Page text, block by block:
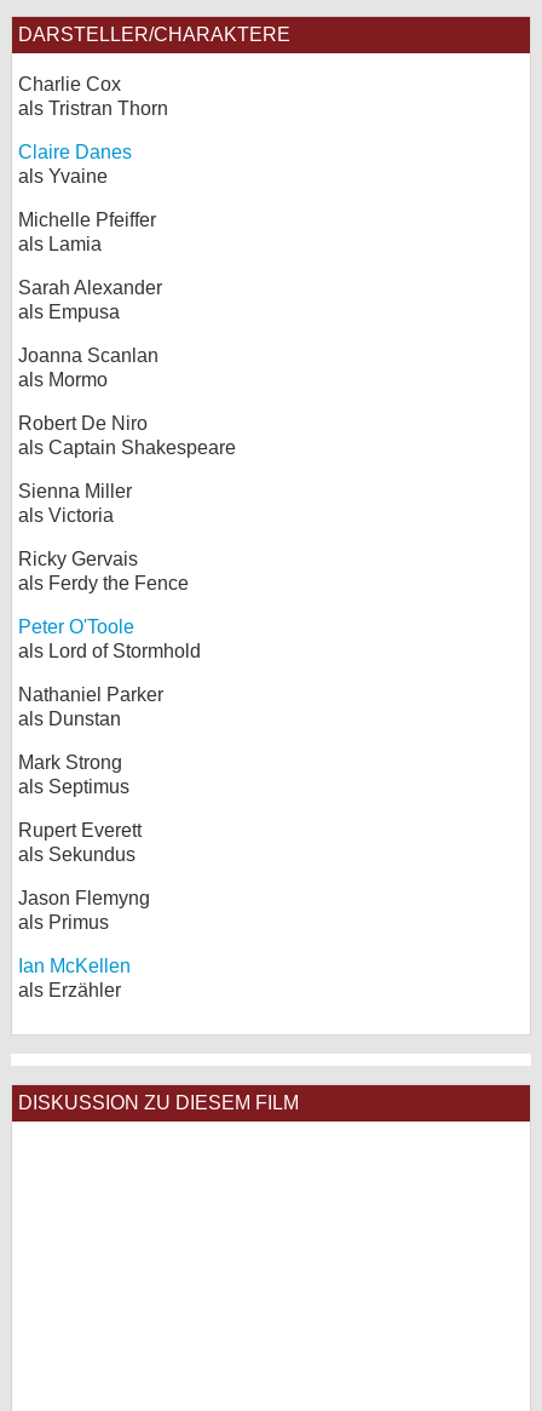
DARSTELLER/CHARAKTERE
Charlie Cox
als Tristran Thorn
Claire Danes
als Yvaine
Michelle Pfeiffer
als Lamia
Sarah Alexander
als Empusa
Joanna Scanlan
als Mormo
Robert De Niro
als Captain Shakespeare
Sienna Miller
als Victoria
Ricky Gervais
als Ferdy the Fence
Peter O'Toole
als Lord of Stormhold
Nathaniel Parker
als Dunstan
Mark Strong
als Septimus
Rupert Everett
als Sekundus
Jason Flemyng
als Primus
Ian McKellen
als Erzähler
DISKUSSION ZU DIESEM FILM